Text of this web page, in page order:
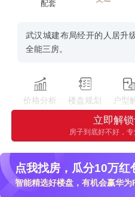
配套
武汉城建布局经开的人居升
全能三房。
价格分析 楼盘规划 户型
立即解
房子到底好不好，
点我找房，瓜分10万红
智能精选好楼盘，有机会赢华为